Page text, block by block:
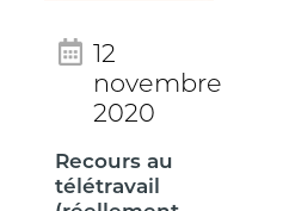
12
novembre
2020
Recours au
télétravail